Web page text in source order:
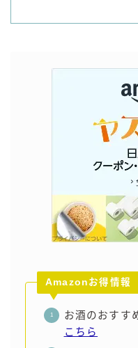
Amazonお得情報
お酒のおすす
こちら